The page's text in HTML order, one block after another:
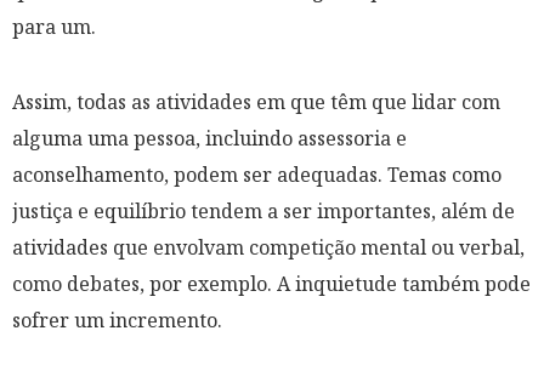
para um.
Assim, todas as atividades em que têm que lidar com
alguma uma pessoa, incluindo assessoria e
aconselhamento, podem ser adequadas. Temas como
justiça e equilíbrio tendem a ser importantes, além de
atividades que envolvam competição mental ou verbal,
como debates, por exemplo. A inquietude também pode
sofrer um incremento.